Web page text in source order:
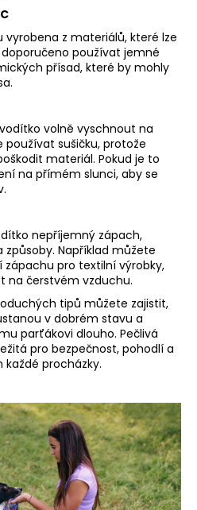
vyrobena z materiálů, které lze
používat jemné
přísad, které by mohly
volně vyschnout na
používat sušičku, protože
materiál. Pokud je to
na přímém slunci, aby se
nepříjemný zápach,
Například můžete
pro textilní výrobky,
na čerstvém vzduchu.
tipů můžete zajistit,
v dobrém stavu a
parťákovi dlouho. Pečlivá
pro bezpečnost, pohodlí a
procházky.